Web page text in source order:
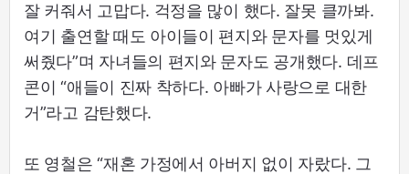
잘 커줘서 고맙다. 걱정을 많이 했다. 잘못 클까봐.
여기 출연할 때도 아이들이 편지와 문자를 멋있게
써줬다”며 자녀들의 편지와 문자도 공개했다. 데프
콘이 “애들이 진짜 착하다. 아빠가 사랑으로 대한
거”라고 감탄했다.
또 영철은 “재혼 가정에서 아버지 없이 자랐다. 그